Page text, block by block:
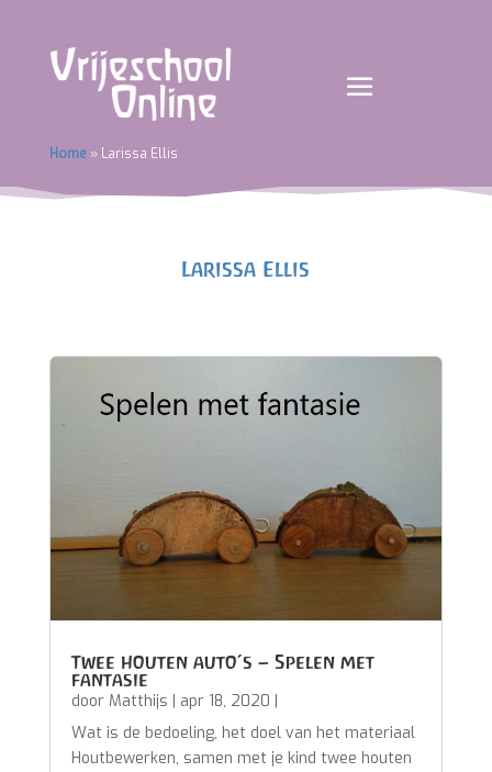
Home» Larissa Ellis
Larissa Ellis
Twee houten auto’s – Spelen met
fantasie
door Matthijs apr 18, 2020
Wat is de bedoeling, het doel van het materiaal
Houtbewerken, samen met je kind twee houten